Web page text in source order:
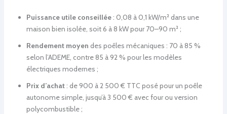
Puissance utile conseillée: 0,08 à 0,1 kW/m² dans une
maison bien isolée, soit 6 à 8 kW pour 70–90 m² ;
Rendement moyen des poêles mécaniques : 70 à 85 %
selon l’ADEME, contre 85 à 92 % pour les modèles
électriques modernes ;
Prix d’achat: de 900 à 2 500 € TTC posé pour un poêle
autonome simple, jusqu’à 3 500 € avec four ou version
polycombustible ;